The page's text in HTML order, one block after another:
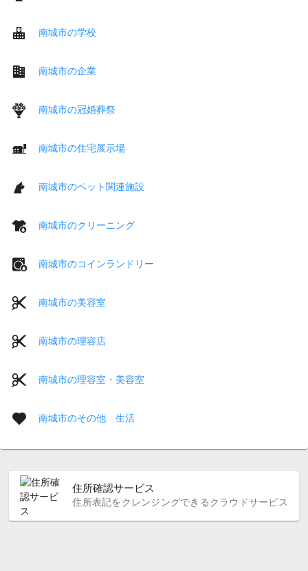
南城市の学校
南城市の企業
南城市の冠婚葬祭
南城市の住宅展示場
南城市のペット関連施設
南城市のクリーニング
南城市のコインランドリー
南城市の美容室
南城市の理容店
南城市の理容室・美容室
南城市のその他 生活
住所確認サービス
住所表記をクレンジングできるクラウドサービス